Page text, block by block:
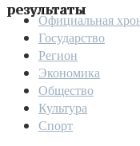
результаты
Официальная
Государство
Регион
Экономика
Общество
Культура
Спорт